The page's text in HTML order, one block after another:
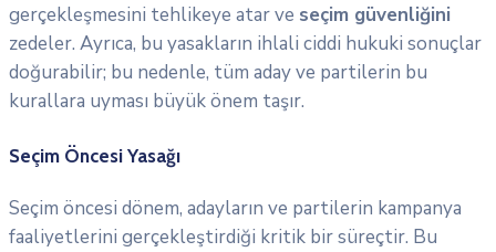
gerçekleşmesini tehlikeye atar ve seçim güvenliğini
zedeler. Ayrıca, bu yasakların ihlali ciddi hukuki sonuçlar
doğurabilir; bu nedenle, tüm aday ve partilerin bu
kurallara uyması büyük önem taşır.
Seçim Öncesi Yasağı
Seçim öncesi dönem, adayların ve partilerin kampanya
faaliyetlerini gerçekleştirdiği kritik bir süreçtir. Bu